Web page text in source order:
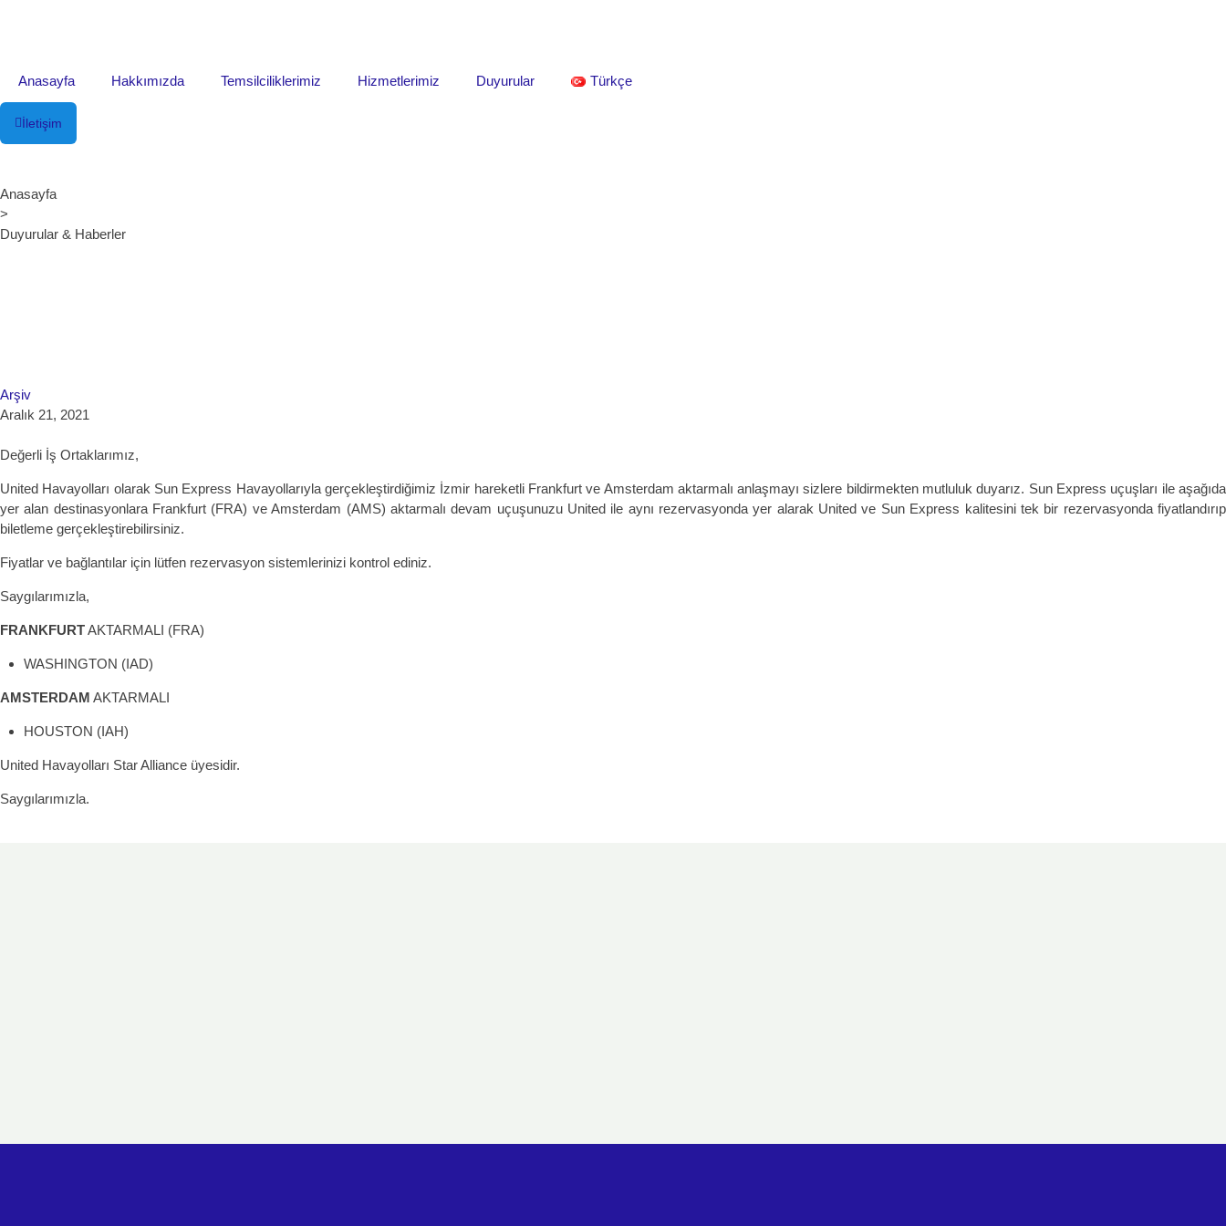
Anasayfa Hakkımızda Temsilciliklerimiz Hizmetlerimiz Duyurular Türkçe
İletişim
Anasayfa
>
Duyurular & Haberler
Arşiv
Aralık 21, 2021
Değerli İş Ortaklarımız,
United Havayolları olarak Sun Express Havayollarıyla gerçekleştirdiğimiz İzmir hareketli Frankfurt ve Amsterdam aktarmalı anlaşmayı sizlere bildirmekten mutluluk duyarız. Sun Express uçuşları ile aşağıda
yer alan destinasyonlara Frankfurt (FRA) ve Amsterdam (AMS) aktarmalı devam uçuşunuzu United ile aynı rezervasyonda yer alarak United ve Sun Express kalitesini tek bir rezervasyonda fiyatlandırıp
biletleme gerçekleştirebilirsiniz.
Fiyatlar ve bağlantılar için lütfen rezervasyon sistemlerinizi kontrol ediniz.
Saygılarımızla,
FRANKFURTAKTARMALI (FRA)
WASHINGTON (IAD)
AMSTERDAM AKTARMALI
HOUSTON (IAH)
United Havayolları Star Alliance üyesidir.
Saygılarımızla.